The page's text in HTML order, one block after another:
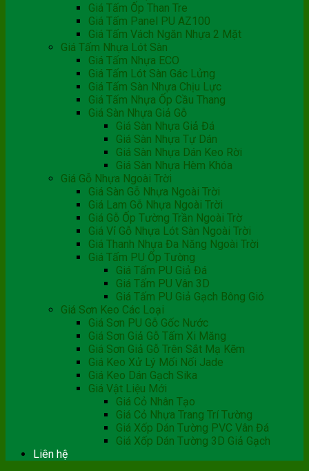
Giá Tấm Ốp Than Tre
Giá Tấm Panel PU AZ100
Giá Tấm Vách Ngăn Nhựa 2 Mặt
Giá Tấm Nhựa Lót Sàn
Giá Tấm Nhựa ECO
Giá Tấm Lót Sàn Gác Lửng
Giá Tấm Sàn Nhựa Chịu Lực
Giá Tấm Nhựa Ốp Cầu Thang
Giá Sàn Nhựa Giả Gỗ
Giá Sàn Nhựa Giả Đá
Giá Sàn Nhựa Tự Dán
Giá Sàn Nhựa Dán Keo Rời
Giá Sàn Nhựa Hèm Khóa
Giá Gỗ Nhựa Ngoài Trời
Giá Sàn Gỗ Nhựa Ngoài Trời
Giá Lam Gỗ Nhựa Ngoài Trời
Giá Gỗ Ốp Tường Trần Ngoài Trờ
Giá Vỉ Gỗ Nhựa Lót Sàn Ngoài Trời
Giá Thanh Nhựa Đa Năng Ngoài Trời
Giá Tấm PU Ốp Tường
Giá Tấm PU Giả Đá
Giá Tấm PU Vân 3D
Giá Tấm PU Giả Gạch Bông Gió
Giá Sơn Keo Các Loại
Giá Sơn PU Gỗ Gốc Nước
Giá Sơn Giả Gỗ Tấm Xi Măng
Giá Sơn Giả Gỗ Trên Sắt Mạ Kẽm
Giá Keo Xử Lý Mối Nối Jade
Giá Keo Dán Gạch Sika
Giá Vật Liệu Mới
Giá Cỏ Nhân Tạo
Giá Cỏ Nhựa Trang Trí Tường
Giá Xốp Dán Tường PVC Vân Đá
Giá Xốp Dán Tường 3D Giả Gạch
Liên hệ